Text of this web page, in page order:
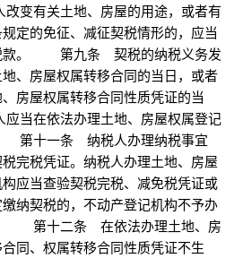
有关土地、房屋的用途，或者有
定的免征、减征契税情形的，应当
款。 第九条 契税的纳税义务发
、房屋权属转移合同的当日，或者
房屋权属转移合同性质凭证的当
在依法办理土地、房屋权属登记
第十一条 纳税人办理纳税事宜
完税凭证。纳税人办理土地、房屋
应当查验契税完税、减免税凭证或
纳契税的，不动产登记机构不予办
第十二条 在依法办理土地、房
同、权属转移合同性质凭证不生